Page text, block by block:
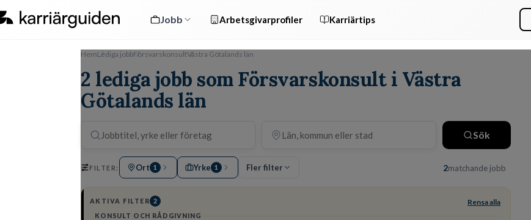
Jobb Arbetsgivarprofiler Karriärtips
HemLediga jobbFörsvarskonsultVästra Götalands län
2 lediga jobb som Försvarskonsult i Västra
Götalands län
Sök
FILTER: Ort 1 Yrke 1 Fler filter 2matchande jobb
AKTIVA FILTER 2 Rensa alla
KONSULT OCH RÅDGIVNING